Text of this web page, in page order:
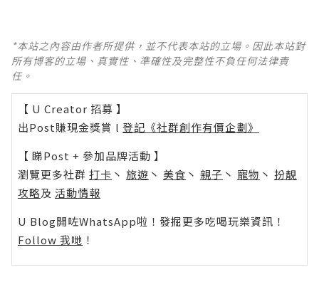
*本站之內容由作者所提供，並不代表本站的立場。因此本站對
所有博客的立場、真實性、準確性及完整性不負任何法律責
任。
【 U Creator 招募 】
出Post賺現金獎賞 l 登記《社群創作有價企劃》
【 睇Post + 參加品牌活動 】
瀏覽更多社群 打卡 丶 旅遊 丶 美食 丶 親子 丶 寵物 丶 扮靚
攻略及 活動情報
U Blog開咗WhatsApp啦！發掘更多吃喝玩樂資訊！
Follow 我哋 ！